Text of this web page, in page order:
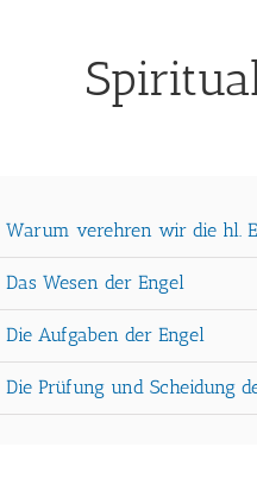
Warum verehren wir die hl.
Das Wesen der Engel
Die Aufgaben der Engel
Die Prüfung und Scheidung